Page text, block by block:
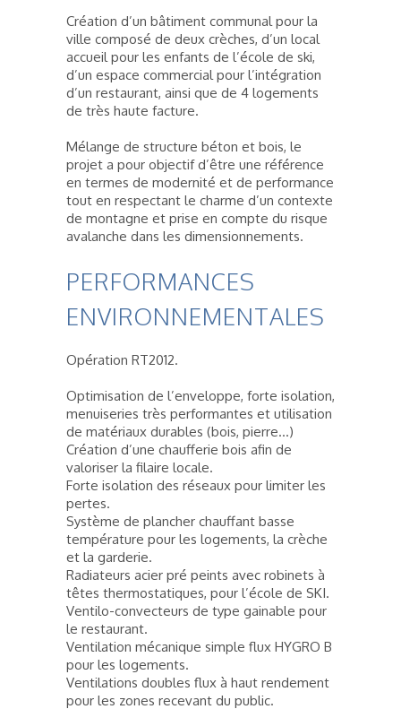
Création d’un bâtiment communal pour la
ville composé de deux crèches, d’un local
accueil pour les enfants de l’école de ski,
d’un espace commercial pour l’intégration
d’un restaurant, ainsi que de 4 logements
de très haute facture.
Mélange de structure béton et bois, le
projet a pour objectif d’être une référence
en termes de modernité et de performance
tout en respectant le charme d’un contexte
de montagne et prise en compte du risque
avalanche dans les dimensionnements.
PERFORMANCES
ENVIRONNEMENTALES
Opération RT2012.
Optimisation de l’enveloppe, forte isolation,
menuiseries très performantes et utilisation
de matériaux durables (bois, pierre…)
Création d’une chaufferie bois afin de
valoriser la filaire locale.
Forte isolation des réseaux pour limiter les
pertes.
Système de plancher chauffant basse
température pour les logements, la crèche
et la garderie.
Radiateurs acier pré peints avec robinets à
têtes thermostatiques, pour l’école de SKI.
Ventilo-convecteurs de type gainable pour
le restaurant.
Ventilation mécanique simple flux HYGRO B
pour les logements.
Ventilations doubles flux à haut rendement
pour les zones recevant du public.